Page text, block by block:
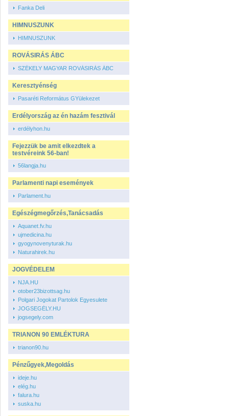
Fanka Deli
HIMNUSZUNK
HIMNUSZUNK
ROVÁSIRÁS ÁBC
SZÉKELY MAGYAR ROVÁSIRÁS ÁBC
Keresztyénség
Pasaréti Református GYülekezet
Erdélyország az én hazám fesztivál
erdélyhon.hu
Fejezzük be amit elkezdtek a
testvéreink 56-ban!
56langja.hu
Parlamenti napi események
Parlament.hu
Egészégmegőrzés,Tanácsadás
Aquanet.fv.hu
ujmedicina.hu
gyogynovenyturak.hu
Naturahirek.hu
JOGVÉDELEM
NJA.HU
otober23bizottsag.hu
Polgari Jogokat Partolok Egyesulete
JOGSEGÉLY.HU
jogsegely.com
TRIANON 90 EMLÉKTURA
trianon90.hu
Pénzűgyek,Megoldás
ideje.hu
elég.hu
falura.hu
suska.hu